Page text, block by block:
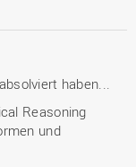
haben...
Reasoning
und